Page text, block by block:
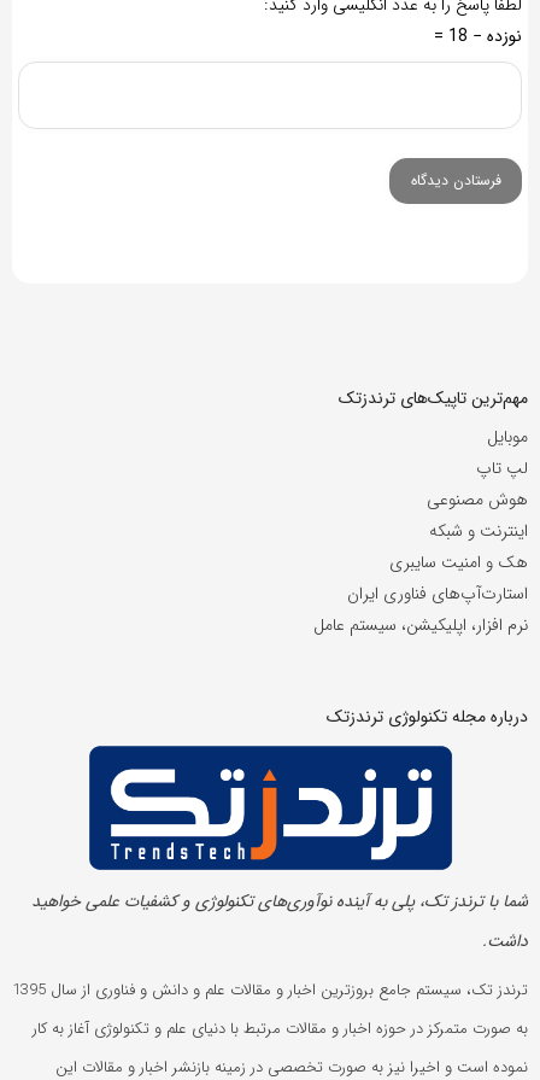
نوزده − 18 =
مهم‌ترین تاپیک‌های ترندزتک
موبایل
لپ تاپ
هوش مصنوعی
اینترنت و شبکه
هک و امنیت سایبری
استارت‌آپ‌های فناوری ایران
نرم افزار، اپلیکیشن، سیستم عامل
درباره مجله تکنولوژی ترندزتک
شما با ترندز تک، پلی به آینده‌ نوآوری‌های تکنولوژی و کشفیات علمی خواهید
داشت.
ترندز تک، سیستم جامع بروزترین اخبار و مقالات علم و دانش و فناوری از سال 1395
به صورت متمرکز در حوزه اخبار و مقالات مرتبط با دنیای علم و تکنولوژی آغاز به کار
نموده است و اخیرا نیز به صورت تخصصی در زمینه بازنشر اخبار و مقالات این